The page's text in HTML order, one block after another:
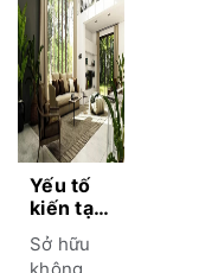
Yếu tố
kiến tạo
nên
không
Sở hữu